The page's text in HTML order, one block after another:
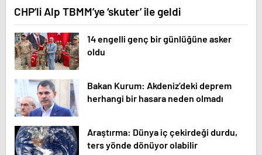
CHP’li Alp TBMM’ye ‘skuter’ ile geldi
14 engelli genç bir günlüğüne asker
oldu
Bakan Kurum: Akdeniz’deki deprem
herhangi bir hasara neden olmadı
Araştırma: Dünya iç çekirdeği durdu,
ters yönde dönüyor olabilir